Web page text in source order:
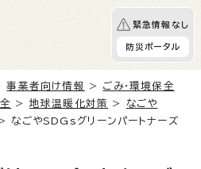
緊急情報なし
防災ポータル
事業者向け情報 > ごみ・環境保全
> 地球温暖化対策 > なごや
なごやSDGsグリーンパートナーズ